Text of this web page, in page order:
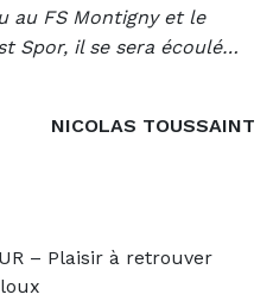
au FS Montigny et le
Spor, il se sera écoulé…
NICOLAS TOUSSAINT
– Plaisir à retrouver